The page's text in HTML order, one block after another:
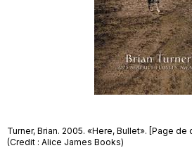
Turner, Brian. 2005. «Here, Bullet». [Page de
(Credit : Alice James Books)